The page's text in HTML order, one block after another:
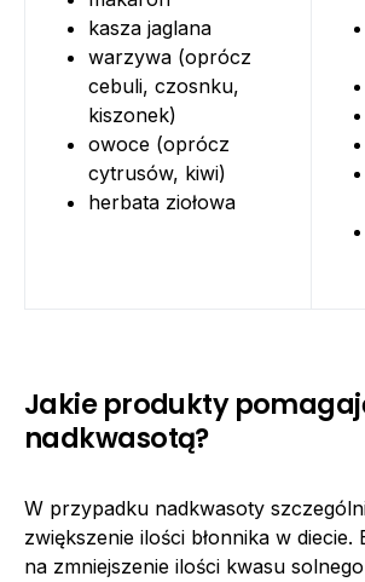
kasza jaglana
warzywa (oprócz
cebuli, czosnku,
kiszonek)
owoce (oprócz
cytrusów, kiwi)
herbata ziołowa
Jakie produkty
nadkwasotą?
W przypadku nadkwasoty
zwiększenie ilości błonnika w diecie.
na zmniejszenie ilości kwasu